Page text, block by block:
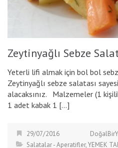
Zeytinyağlı Sebze
Yeterli lifi almak için bol bol
Zeytinyağlı sebze salatası
alacaksınız. Malzemeler (1
1 adet kabak 1 […]
29/07/2016
Salatalar - Aperatifler,YEMEK